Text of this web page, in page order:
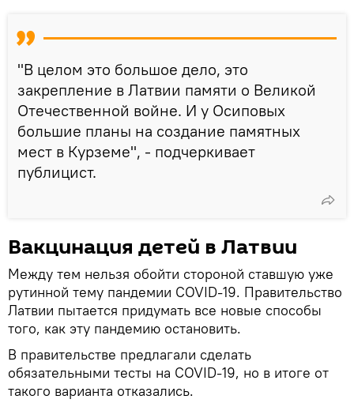
"В целом это большое дело, это
закрепление в Латвии памяти о Великой
Отечественной войне. И у Осиповых
большие планы на создание памятных
мест в Курземе", - подчеркивает
публицист.
Вакцинация детей в Латвии
Между тем нельзя обойти стороной ставшую уже
рутинной тему пандемии COVID-19. Правительство
Латвии пытается придумать все новые способы
того, как эту пандемию остановить.
В правительстве предлагали сделать
обязательными тесты на COVID-19, но в итоге от
такого варианта отказались.